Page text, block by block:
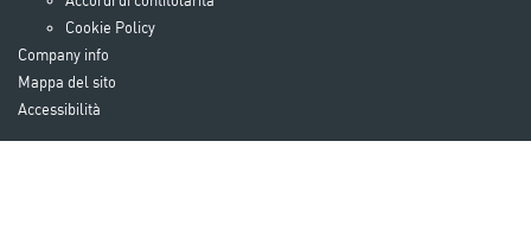
Cookie Policy
Company info
Mappa del sito
Accessibilità